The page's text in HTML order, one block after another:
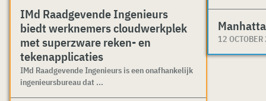
IMd Raadgevende Ingenieurs
biedt werknemers cloudwerkplek
met superzware reken- en
tekenapplicaties
IMd Raadgevende Ingenieurs is een onafhankelijk
ingenieursbureau dat ...
12